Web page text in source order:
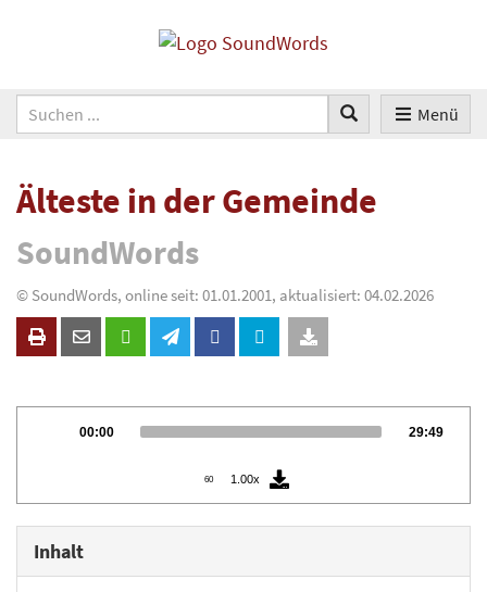
Menü
Älteste in der Gemeinde
SoundWords
© SoundWords, online seit: 01.01.2001, aktualisiert: 04.02.2026
Current
00:00 Total
29:49
60 1.00x
Inhalt